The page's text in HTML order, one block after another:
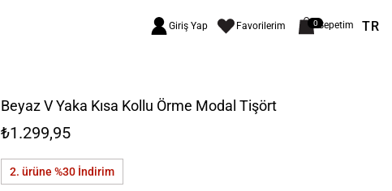
Giriş Yap Favorilerim 0Sepetim TR
Beyaz V Yaka Kısa Kollu Örme Modal Tişört
₺1.299,95
2. ürüne %30 İndirim